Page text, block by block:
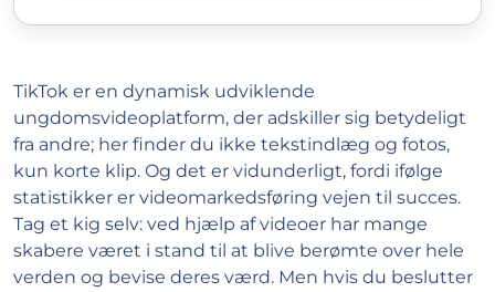
TikTok er en dynamisk udviklende
ungdomsvideoplatform, der adskiller sig betydeligt
fra andre; her finder du ikke tekstindlæg og fotos,
kun korte klip. Og det er vidunderligt, fordi ifølge
statistikker er videomarkedsføring vejen til succes.
Tag et kig selv: ved hjælp af videoer har mange
skabere været i stand til at blive berømte over hele
verden og bevise deres værd. Men hvis du beslutter